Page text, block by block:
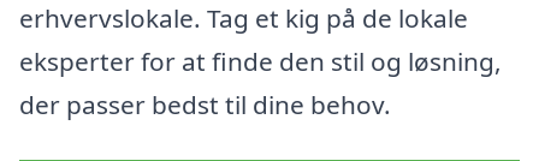
erhvervslokale. Tag et kig på de lokale
eksperter for at finde den stil og løsning,
der passer bedst til dine behov.